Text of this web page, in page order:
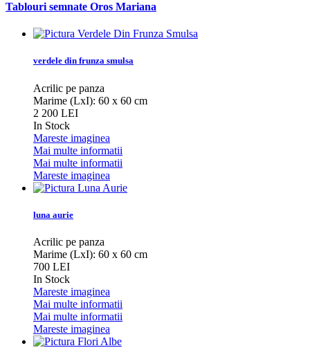
Tablouri semnate Oros Mariana
verdele din frunza smulsa
Acrilic pe panza
Marime (LxI): 60 x 60 cm
2 200 LEI
In Stock
Mareste imaginea
Mai multe informatii
Mai multe informatii
Mareste imaginea
luna aurie
Acrilic pe panza
Marime (LxI): 60 x 60 cm
700 LEI
In Stock
Mareste imaginea
Mai multe informatii
Mai multe informatii
Mareste imaginea